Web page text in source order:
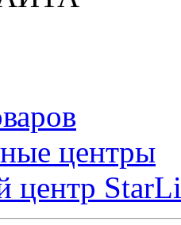
центры
центр